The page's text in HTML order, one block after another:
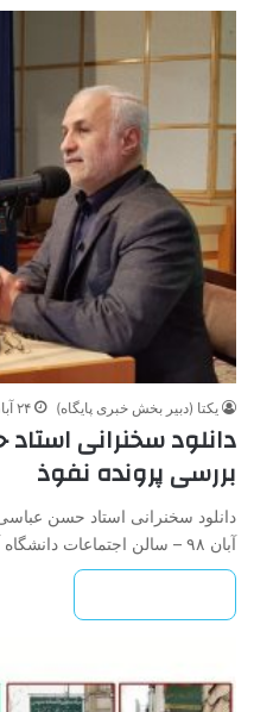
یکتا (دبیر بخش خبری پایگاه) ۲۴ آبان ۱۳۹۸
دانلود سخنرانی
بررسی پرونده نفوذ
آبان ۹۸ – سالن اجتماعات دانشگاه آزاد اسلامی اردبیل…